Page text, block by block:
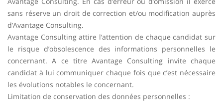
sans réserve un droit de correction et/ou modification auprès
d’Avantage Consulting.
Avantage Consulting attire l’attention de chaque candidat sur
le risque d’obsolescence des informations personnelles le
concernant. A ce titre Avantage Consulting invite chaque
candidat à lui communiquer chaque fois que c’est nécessaire
les évolutions notables le concernant.
Limitation de conservation des données personnelles :